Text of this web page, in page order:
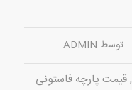
توسط ADMIN
,قیمت پارچه فاستونی